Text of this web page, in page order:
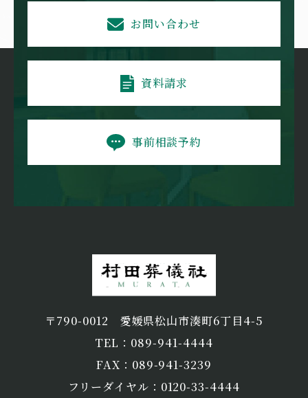
お問い合わせ
資料請求
事前相談予約
〒790-0012 愛媛県松山市湊町6丁目4-5
TEL：089-941-4444
FAX：089-941-3239
フリーダイヤル：0120-33-4444